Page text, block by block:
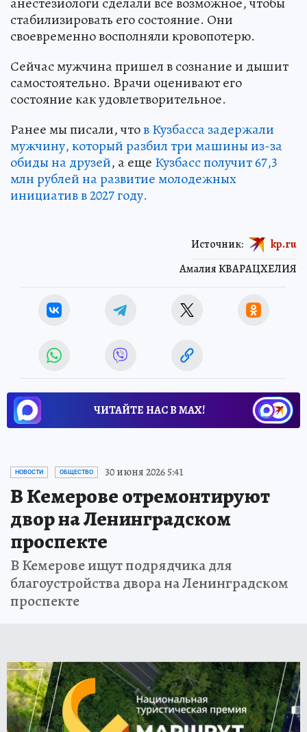
стабилизировать его состояние. Они
своевременно восполняли кровопотерю.
Сейчас мужчина пришел в сознание и дышит
самостоятельно. Врачи оценивают его
состояние как удовлетворительное.
Ранее мы писали, чтов Кузбасса задержали
мужчину, который разбил три машины из-за
обиды на друзей, а еще Кузбасс получит 67,3
млн рублей на развитие молодежных
инициатив в 2027 году.
Амалия КВАРАЦХЕЛИЯ
Источник: kp.ru
ЧИТАЙТЕ НАС В МАХ!
НОВОСТИ ОБЩЕСТВО 30 июня 2026 5:41
В Кемерове отремонтируют
двор на Ленинградском
проспекте
В Кемерове ищут подрядчика для
благоустройства двора на Ленинградском
проспекте